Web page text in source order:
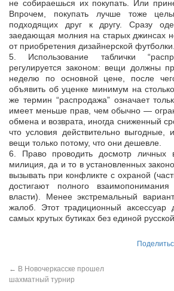
не собираешься их покупать. Или
Впрочем, покупать лучше тоже
подходящих друг к другу. Сразу
заедающая молния на старых джинсах
от приобретения дизайнерской футболки.
5. Использование таблички
регулируется законом: вещи должны
неделю по основной цене, после
объявить об уценке минимум на
же термин “распродажа” означает
имеет меньше прав, чем обычно —
обмена и возврата, иногда сниженный
что условия действительно выгодные,
вещи только потому, что они дешевле.
6. Право проводить досмотр личных
милиция, да и то в установленных
вызывать при конфликте с охраной
достигают полного
власти). Менее экстремальный
жалоб. Этот традиционный
самых крутых бутиках без единой
← В Новочеркасске прошел
шахматный турнир